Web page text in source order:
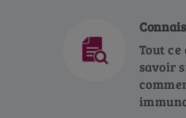
Tout ce
savoir